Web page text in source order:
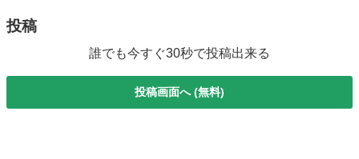
投稿
誰でも今すぐ30秒で投稿出来る
投稿画面へ (無料)